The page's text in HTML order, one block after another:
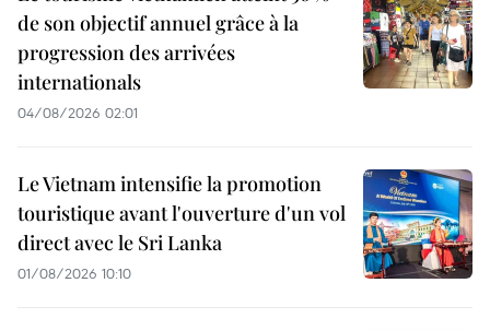
de son objectif annuel grâce à la
progression des arrivées
internationals
04/08/2026 02:01
Le Vietnam intensifie la promotion
touristique avant l'ouverture d'un vol
direct avec le Sri Lanka
01/08/2026 10:10